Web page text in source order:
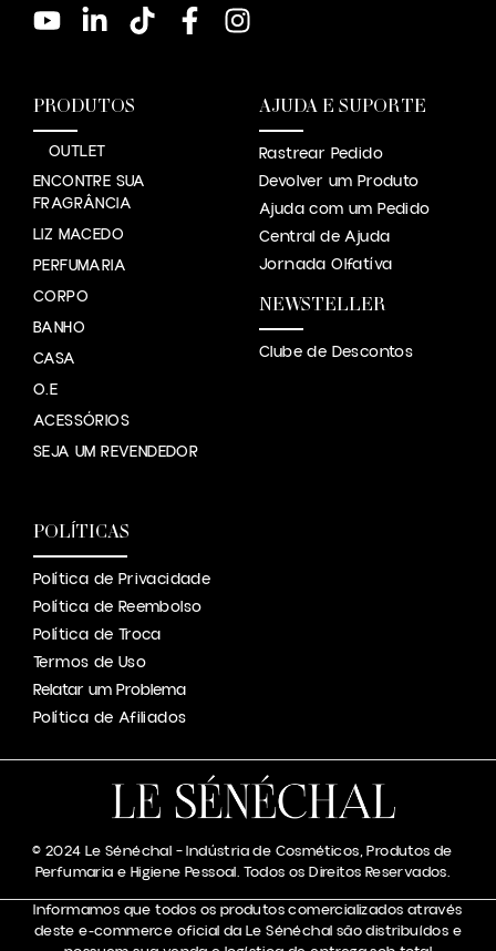
PRODUTOS
OUTLET
ENCONTRE SUA
FRAGRÂNCIA
LIZ MACEDO
PERFUMARIA
CORPO
BANHO
CASA
O.E
ACESSÓRIOS
SEJA UM REVENDEDOR
AJUDA E SUPORTE
Rastrear Pedido
Devolver um Produto
Ajuda com um Pedido
Central de Ajuda
Jornada Olfatíva
NEWSTELLER
Clube de Descontos
POLÍTICAS
Política de Privacidade
Política de Reembolso
Política de Troca
Termos de Uso
Relatar um Problema
Política de Afiliados
© 2024 Le Sénéchal – Indústria de Cosméticos, Produtos de
Perfumaria e Higiene Pessoal. Todos os Direitos Reservados.
Informamos que todos os produtos comercializados através
deste e-commerce oficial da Le Sénéchal são distribuídos e